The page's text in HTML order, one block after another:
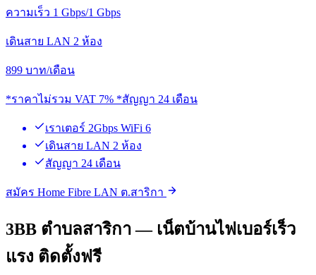
ความเร็ว 1 Gbps/1 Gbps
เดินสาย LAN 2 ห้อง
899 บาท/เดือน
*ราคาไม่รวม VAT 7% *สัญญา 24 เดือน
เราเตอร์ 2Gbps WiFi 6
เดินสาย LAN 2 ห้อง
สัญญา 24 เดือน
สมัคร Home Fibre LAN ต.สาริกา
3BB ตำบลสาริกา — เน็ตบ้านไฟเบอร์เร็ว
แรง ติดตั้งฟรี